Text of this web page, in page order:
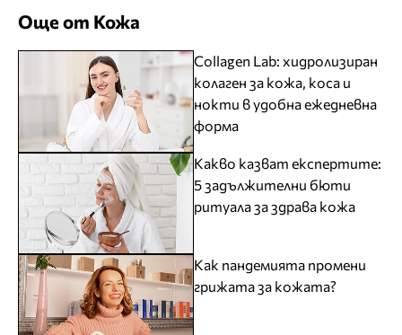
Още от Кожа
Collagen Lab: хидролизиран
колаген за кожа, коса и
нокти в удобна ежедневна
форма
Какво казват експертите:
5 задължителни бюти
ритуала за здрава кожа
Как пандемията промени
грижата за кожата?